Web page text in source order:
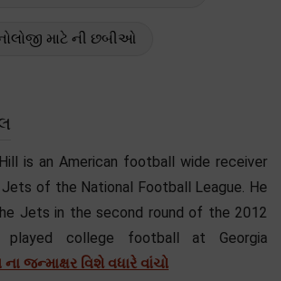
માટે ની છબીઓ
is an American football wide receiver
of the National Football League. He
Jets in the second round of the 2012
college football at Georgia
જન્માક્ષર વિશે વધારે વાંચો